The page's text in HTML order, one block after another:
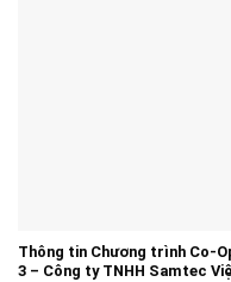
Thông tin Chương trình Co-
3 – Công ty TNHH Samtec